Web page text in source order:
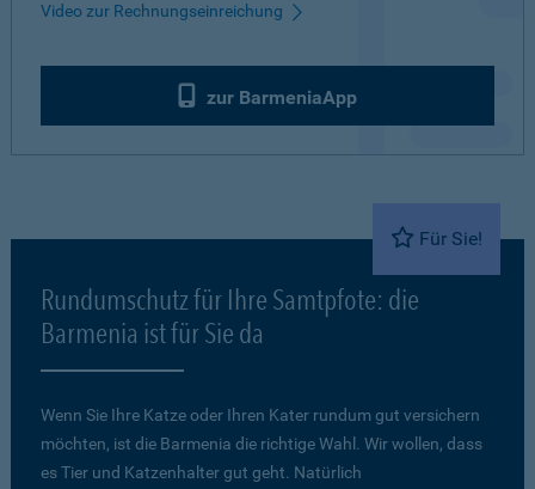
Video zur Rechnungseinreichung
zur BarmeniaApp
Für Sie!
Rundumschutz für Ihre Samtpfote: die
Barmenia ist für Sie da
Wenn Sie Ihre Katze oder Ihren Kater rundum gut versichern
möchten, ist die Barmenia die richtige Wahl. Wir wollen, dass
es Tier und Katzenhalter gut geht. Natürlich